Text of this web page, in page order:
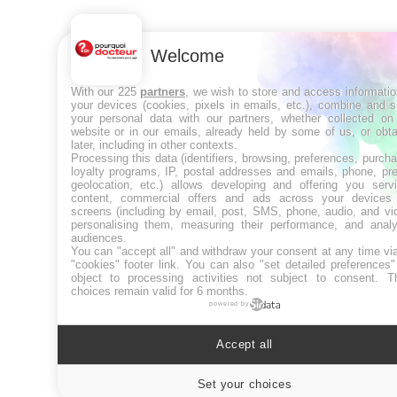
Welcome
With our 225 partners , we wish to store and access
your devices (cookies, pixels in emails, etc.), combine and
your personal data with our partners, whether collected
website or in our emails, already held by some of us, or
later, including in other contexts.
Processing this data (identifiers, browsing, preferences,
loyalty programs, IP, postal addresses and emails, phone,
geolocation, etc.) allows developing and offering you
content, commercial offers and ads across your devices
screens (including by email, post, SMS, phone, audio, and
personalising them, measuring their performance, and
audiences.
You can "accept all" and withdraw your consent at any time
"cookies" footer link . You can also "set detailed
object to processing activities not subject to consent.
choices remain valid for 6 months.
powered by
Set your choices
Accept all